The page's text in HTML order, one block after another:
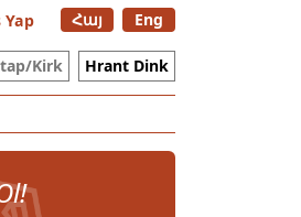
Yap Հայ Eng
Kirk Hrant Dink